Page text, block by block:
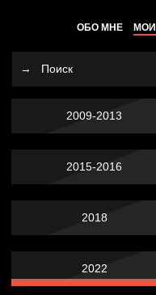
ОБО МНЕ
2009-2013
2015-2016
2018
2022